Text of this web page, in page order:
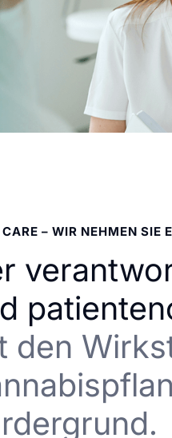
– WIR NEHMEN SIE
den